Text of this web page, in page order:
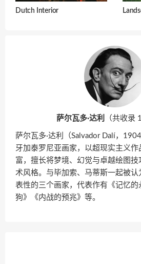
Dutch Interior
萨尔瓦多·达利 （共收录
萨尔瓦多·达利（Salvador Dalí，
牙加泰罗尼亚画家，以超现实主义
富，擅长将梦境、幻觉与卓越绘图
术风格。与毕加索、马蒂斯一起被
表性的三个画家，代表作有《记忆的
狗》《内战的预兆》等。